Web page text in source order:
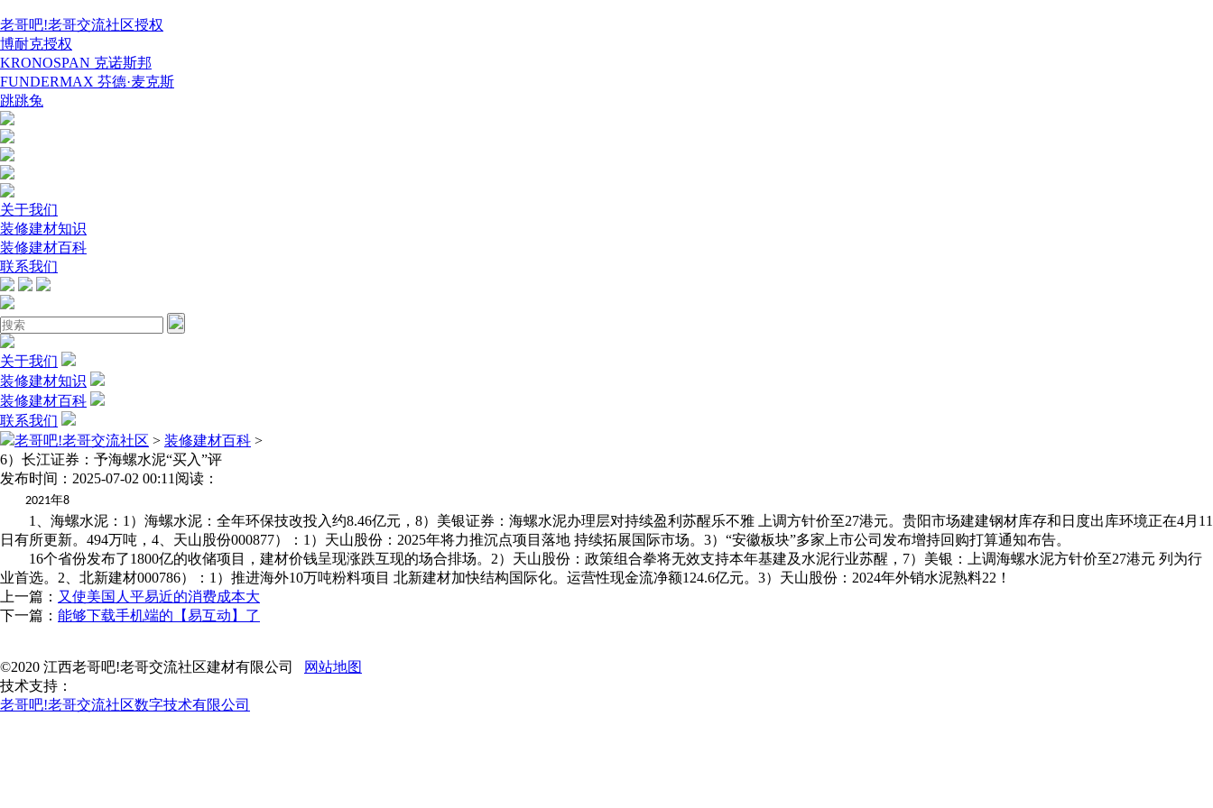
老哥吧!老哥交流社区授权
博耐克授权
KRONOSPAN 克诺斯邦
FUNDERMAX 芬德·麦克斯
跳跳兔
关于我们
装修建材知识
装修建材百科
联系我们
关于我们
装修建材知识
装修建材百科
联系我们
老哥吧!老哥交流社区 > 装修建材百科 >
6）长江证券：予海螺水泥“买入”评
发布时间：2025-07-02 00:11 阅读：
2021年8
1、海螺水泥：1）海螺水泥：全年环保技改投入约8.46亿元，8）美银证券：海螺水泥办理层对持续盈利苏醒乐不雅 上调方针价至27港元。贵阳市场建建钢材库存和日度出库环境正在4月11
日有所更新。494万吨，4、天山股份000877）：1）天山股份：2025年将力推沉点项目落地 持续拓展国际市场。3）“安徽板块”多家上市公司发布增持回购打算通知布告。
16个省份发布了1800亿的收储项目，建材价钱呈现涨跌互现的场合排场。2）天山股份：政策组合拳将无效支持本年基建及水泥行业苏醒，7）美银：上调海螺水泥方针价至27港元 列为行
业首选。2、北新建材000786）：1）推进海外10万吨粉料项目 北新建材加快结构国际化。运营性现金流净额124.6亿元。3）天山股份：2024年外销水泥熟料22！
上一篇： 又使美国人平易近的消费成本大
下一篇： 能够下载手机端的【易互动】了
©2020 江西老哥吧!老哥交流社区建材有限公司
网站地图
技术支持：
老哥吧!老哥交流社区数字技术有限公司